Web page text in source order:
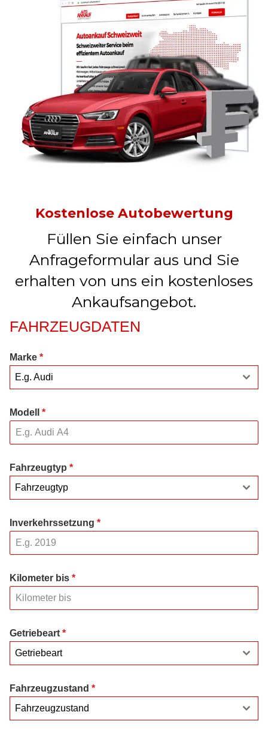
Kostenlose Autobewertung
Füllen Sie einfach unser
Anfrageformular aus und Sie
erhalten von uns ein kostenloses
Ankaufsangebot.
FAHRZEUGDATEN
Marke *
E.g. Audi
Modell *
Fahrzeugtyp *
Fahrzeugtyp
Inverkehrssetzung *
Kilometer bis *
Getriebeart *
Getriebeart
Fahrzeugzustand *
Fahrzeugzustand